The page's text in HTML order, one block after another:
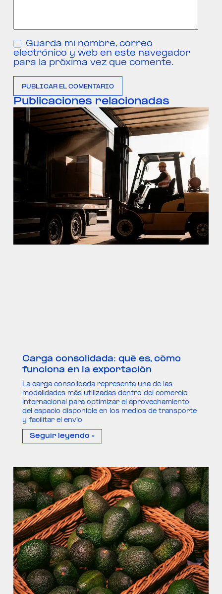
Guarda mi nombre, correo
electrónico y web en este navegador
para la próxima vez que comente.
PUBLICAR EL COMENTARIO
Publicaciones relacionadas
Carga consolidada: qué es, cómo
funciona en la exportación
La carga consolidada representa una de las
modalidades más utilizadas dentro del comercio
internacional para optimizar el aprovechamiento
del espacio disponible en los medios de transporte
y facilitar el envío
Seguir leyendo »